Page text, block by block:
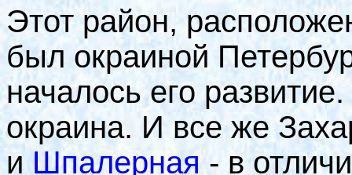
Этот район,
был окраиной
началось его
окраина. И все же
и Шпалерная - в